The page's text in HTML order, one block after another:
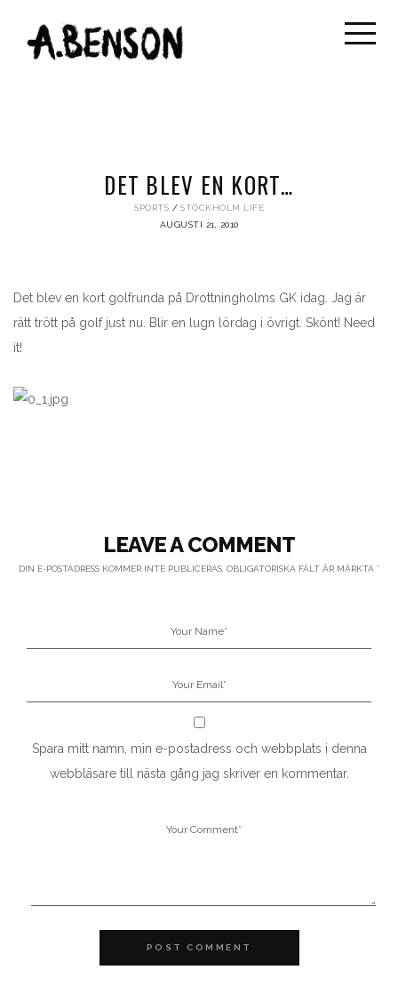
DET BLEV EN KORT…
SPORTS
STOCKHOLM LIFE
AUGUSTI 21, 2010
Det blev en kort golfrunda på Drottningholms GK idag. Jag är
rätt trött på golf just nu. Blir en lugn lördag i övrigt. Skönt! Need
it!
LEAVE A COMMENT
DIN E-POSTADRESS KOMMER INTE PUBLICERAS. OBLIGATORISKA FÄLT ÄR MÄRKTA *
Spara mitt namn, min e-postadress och webbplats i denna
webbläsare till nästa gång jag skriver en kommentar.
POST COMMENT